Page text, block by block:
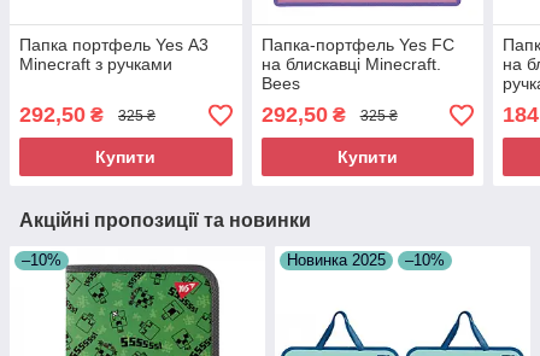
Папка портфель Yes А3
Minecraft з ручками
292,50 ₴ 325 ₴
Купити
Папка-портфель Yes FC
на блискавці Minecraft.
Bees
292,50₴ 325 ₴
Купити
на
Акційні пропозиції та новинки
–10% Новинка 2025 –10%